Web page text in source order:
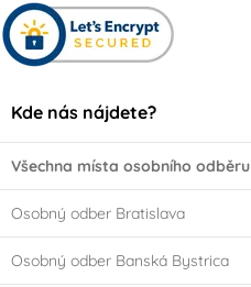
Kde nás nájdete?
Všechna místa osobního odběru
Osobný odber Bratislava
Osobný odber Banská Bystrica